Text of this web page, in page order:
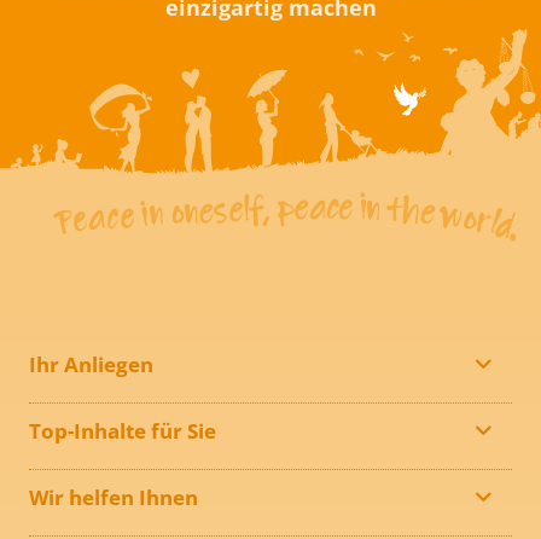
einzigartig machen
Ihr Anliegen
Top-Inhalte für Sie
Wir helfen Ihnen